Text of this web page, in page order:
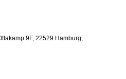
9F, 22529 Hamburg,